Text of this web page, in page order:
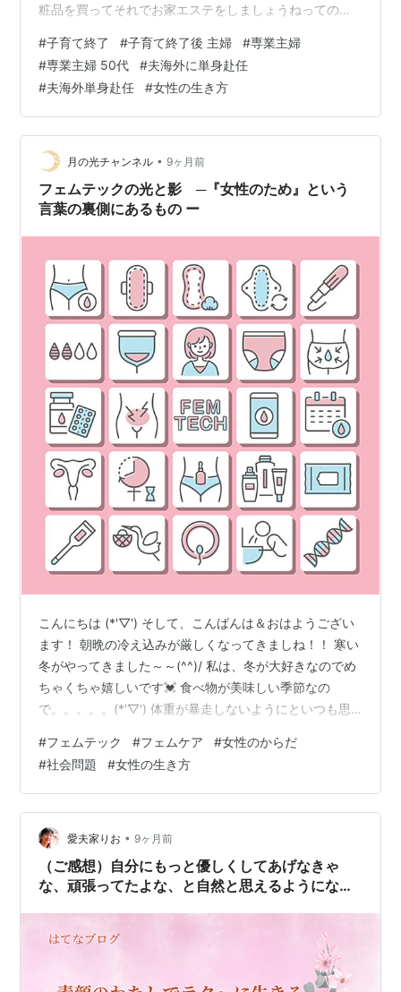
粧品を買ってそれでお家エステをしましょうねってのが
です。御年70才だけど、お肌には一つのシミも無く、聞
いたら、ご主人は25年間単身赴任で、2人のお嬢さんをワ
ンオペで育てて、一人はお医者さん、もう一人は公認会
計士、二人とも3人お子さんがいるので、トータルでお孫
さんが6人いるそうです。加えて今も多分30分以上かけ
て通勤し、仕事帰りにジムに行って…
#子育て終了 #子育て終了後 主婦 #専業主婦
#専業主婦 50代 #夫海外に単身赴任
#夫海外単身赴任 #女性の生き方
月の光チャンネル • 9ヶ月前
フェムテックの光と影 ─『女性のため』という
言葉の裏側にあるもの ー
こんにちは (*'▽') そして、こんばんは＆おはようござい
ます！ 朝晩の冷え込みが厳しくなってきましね！！ 寒い
冬がやってきました～～(^^)/ 私は、冬が大好きなのでめ
ちゃくちゃ嬉しいです💓 食べ物が美味しい季節なの
で。。。。。(*'▽') 体重が暴走しないようにといつも思
です(笑) おこたの中で雑誌や本を読んだり・・・・ も増
えるこの季節、 ここ数年、「フェムテック」「フェムケ
ア」という言葉が メディアやSNS、雑誌でも広く使われ
るようになりました。 しかし、『女性のため』とされる
その商品やサービスは、 本当に女性の健康を支えている
ので…
#フェムテック #フェムケア #女性のからだ
#社会問題 #女性の生き方
愛夫家りお • 9ヶ月前
（ご感想）自分にもっと優しくしてあげなきゃ
な、頑張ってたよな、と自然と思えるようになれ